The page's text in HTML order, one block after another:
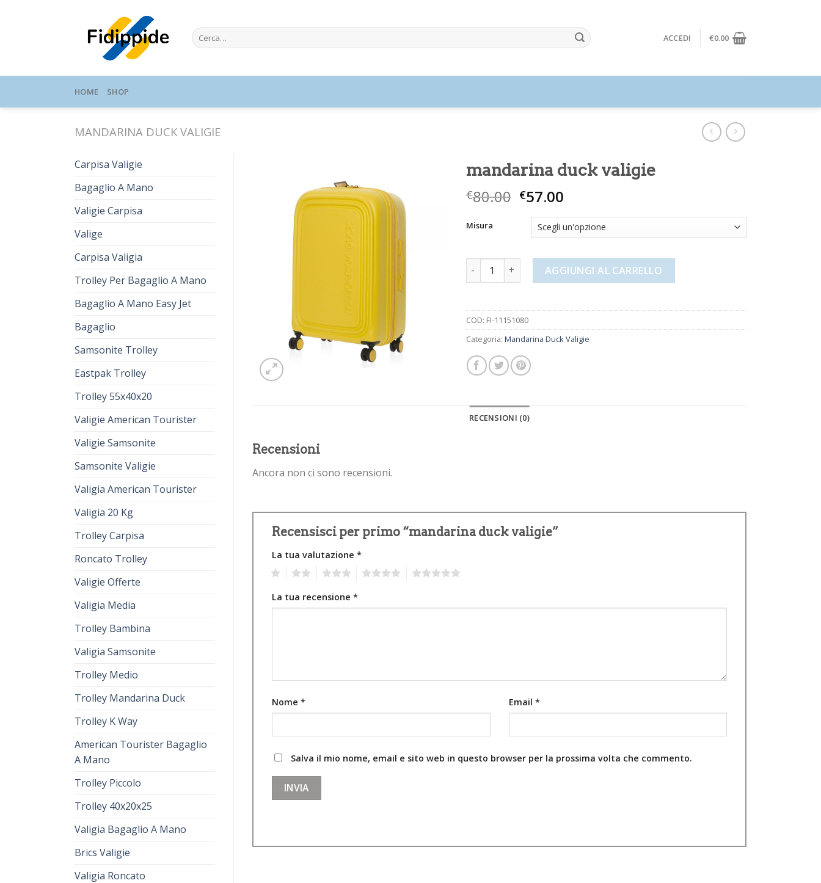
Cerca: ACCEDI €0.00
HOME SHOP
MANDARINA DUCK VALIGIE
Carpisa Valigie
Bagaglio A Mano
Valigie Carpisa
Valige
Carpisa Valigia
Trolley Per Bagaglio A Mano
Bagaglio A Mano Easy Jet
Bagaglio
Samsonite Trolley
Eastpak Trolley
Trolley 55x40x20
Valigie American Tourister
Valigie Samsonite
Samsonite Valigie
Valigia American Tourister
Valigia 20 Kg
Trolley Carpisa
Roncato Trolley
Valigie Offerte
Valigia Media
Trolley Bambina
Valigia Samsonite
Trolley Medio
Trolley Mandarina Duck
Trolley K Way
American Tourister Bagaglio
A Mano
Trolley Piccolo
Trolley 40x20x25
Valigia Bagaglio A Mano
Brics Valigie
Valigia Roncato
mandarina duck valigie
€80.00 €57.00
Misura
mandarina duck valigie quantità
AGGIUNGI AL CARRELLO
COD: FI-11151080
Categoria: Mandarina Duck Valigie
RECENSIONI (0)
Recensioni
Ancora non ci sono recensioni.
Recensisci per primo “mandarina duck valigie”
La tua valutazione *
La tua recensione *
Nome * Email *
Salva il mio nome, email e sito web in questo browser per la prossima volta che commento.